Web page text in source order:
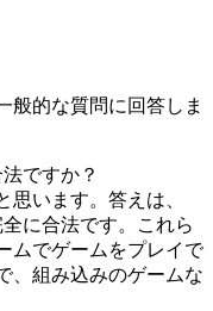
般的な質問に回答しま
ですか？
います。答えは、
に合法です。これら
ムでゲームをプレイで
、組み込みのゲームな